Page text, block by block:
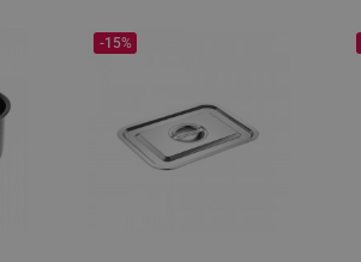
-15%